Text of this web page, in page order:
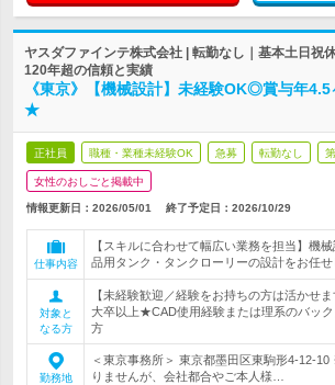
ヤスダファインテ株式会社 | 転勤なし｜基本土日祝
120年超の信頼と実績
《東京》【機械設計】未経験OK◎賞与年
★
正社員 職種・業種未経験OK 急募 転勤なし
女性のおしごと掲載中
情報更新日：2026/05/01 終了予定日： 2026/10/29
仕事内容
【スキルに合わせて幅広い業務を担当】機
品用タンク・タンクローリーの設計をお任
対象と
なる方
【未経験歓迎／経験をお持ちの方は活かせ
大卒以上★CAD使用経験または理系のバッ
方
勤務地
＜東京事務所＞ 東京都墨田区東駒形4-12-
りませんが、会社都合やご本人様…